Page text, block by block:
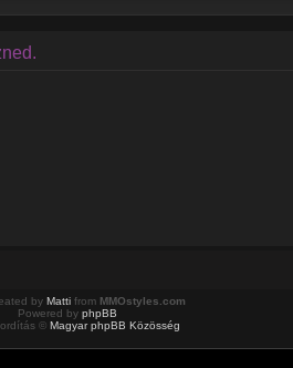
by Mattifrom MMOstyles.com
Powered by phpBB
© Magyar phpBB Közösség